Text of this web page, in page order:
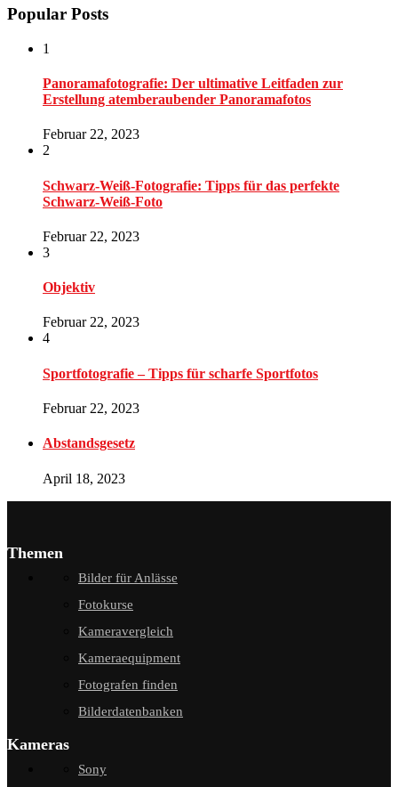
Popular Posts
1
Panoramafotografie: Der ultimative Leitfaden zur
Erstellung atemberaubender Panoramafotos
Februar 22, 2023
2
Schwarz-Weiß-Fotografie: Tipps für das perfekte
Schwarz-Weiß-Foto
Februar 22, 2023
3
Objektiv
Februar 22, 2023
4
Sportfotografie – Tipps für scharfe Sportfotos
Februar 22, 2023
Abstandsgesetz
April 18, 2023
Themen
Bilder für Anlässe
Fotokurse
Kameravergleich
Kameraequipment
Fotografen finden
Bilderdatenbanken
Kameras
Sony